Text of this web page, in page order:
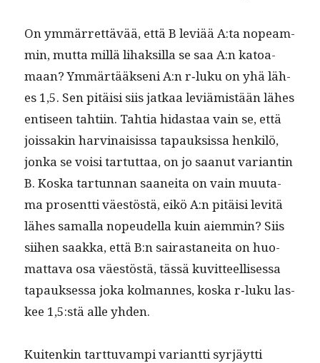
On ymmär­ret­tävää, että B lev­iää A:ta nopeam­
min, mut­ta mil­lä lihak­sil­la se saa A:n katoa­
maan? Ymmärtääk­seni A:n r‑luku on yhä läh­
es 1,5. Sen pitäisi siis jatkaa lev­iämistään läh­es
entiseen tahti­in. Tah­tia hidas­taa vain se, että
jois­sakin harv­inai­sis­sa tapauk­sis­sa henkilö,
jon­ka se voisi tar­tut­taa, on jo saanut vari­antin
B. Kos­ka tar­tun­nan saanei­ta on vain muu­ta­
ma pros­ent­ti väestöstä, eikö A:n pitäisi lev­itä
läh­es samal­la nopeudel­la kuin aiem­min? Siis
siihen saak­ka, että B:n sairas­tanei­ta on huo­
mat­ta­va osa väestöstä, tässä kuvit­teel­lises­sa
tapauk­ses­sa joka kol­mannes, kos­ka r‑luku las­
kee 1,5:stä alle yhden.
Kuitenkin tart­tuvampi vari­ant­ti syr­jäyt­ti